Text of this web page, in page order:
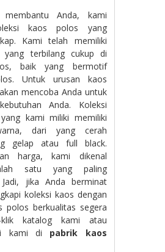
Anda, kami
kaos polos yang
Kami telah memiliki
yang terbilang cukup di
baik yang bermotif
Untuk urusan kaos
mencoba Anda untuk
Anda. Koleksi
kami miliki memiliki
dari yang cerah
gelap atau full black.
harga, kami dikenal
satu yang paling
Jadi, jika Anda berminat
koleksi kaos dengan
polos berkualitas segera
klik katalog kami atau
kami di pabrik kaos